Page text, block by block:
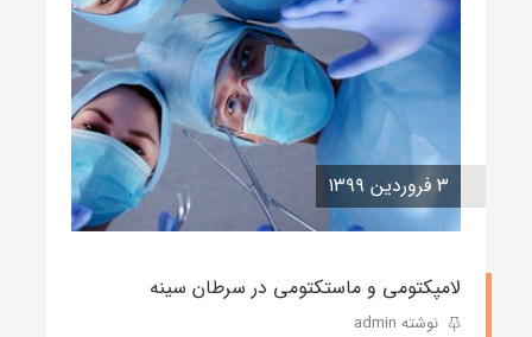
۳ فروردین ۱۳۹۹
لامپکتومی و ماستکتومی در سرطان سینه
نوشته admin